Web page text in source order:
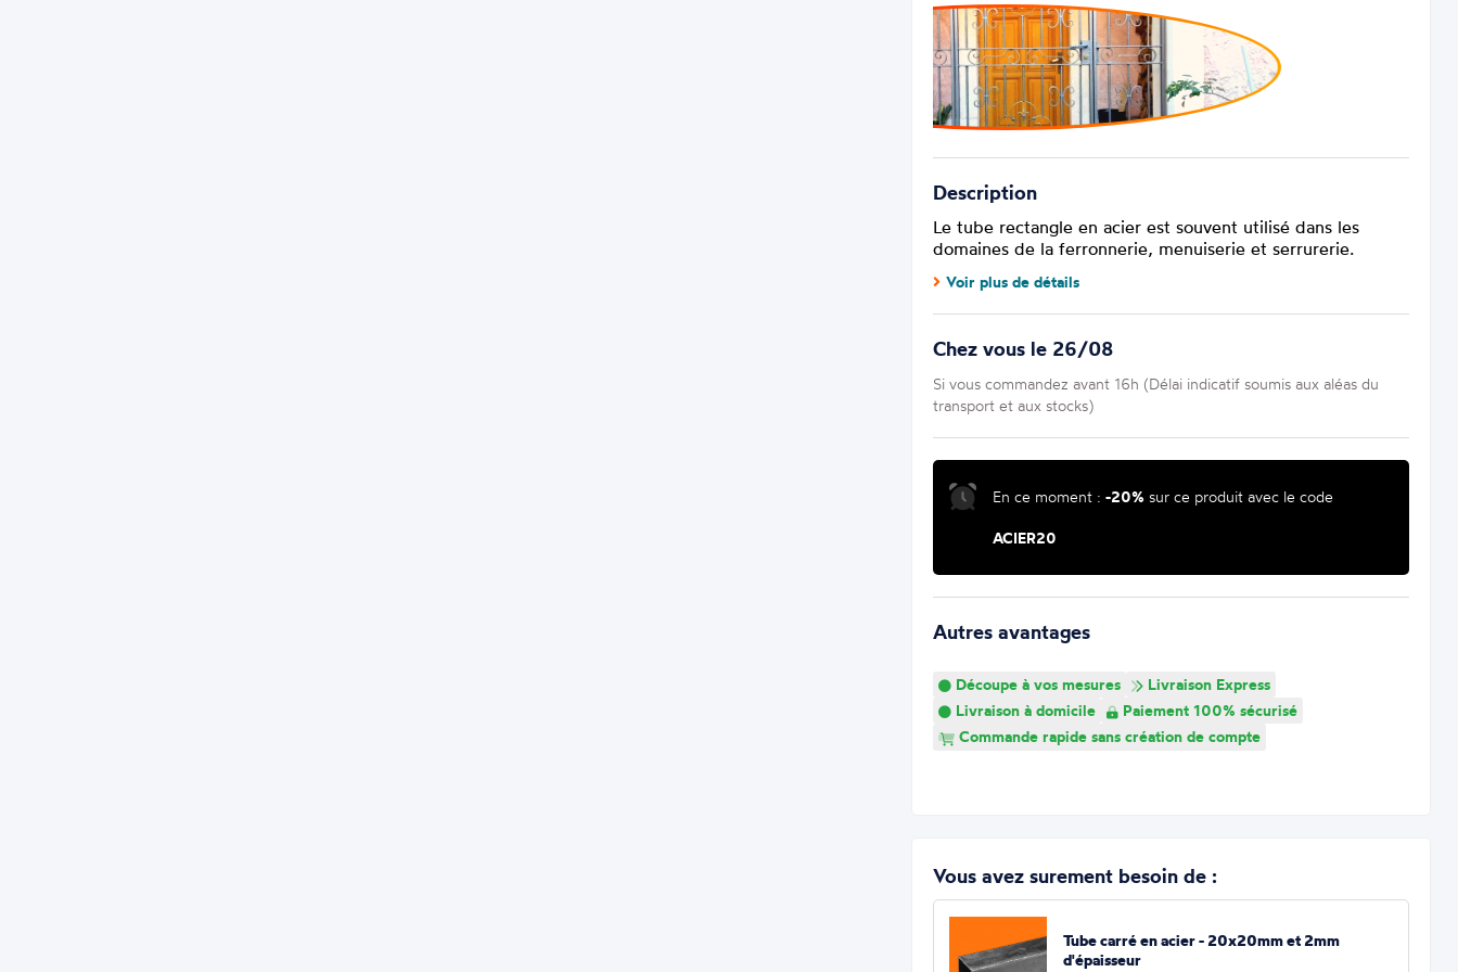
Description
Le tube rectangle en acier est souvent utilisé dans les
domaines de la ferronnerie, menuiserie et serrurerie.
Voir plus de détails
Chez vous le 26/08
Si vous commandez avant 16h (Délai indicatif soumis aux aléas du
transport et aux stocks)
En ce moment : -20%sur ce produit avec le code
ACIER20
Autres avantages
Découpe à vos mesures
Livraison Express
Livraison à domicile
Paiement 100% sécurisé
Commande rapide sans création de compte
Vous avez surement besoin de :
Tube carré en acier - 20x20mm et 2mm
d'épaisseur